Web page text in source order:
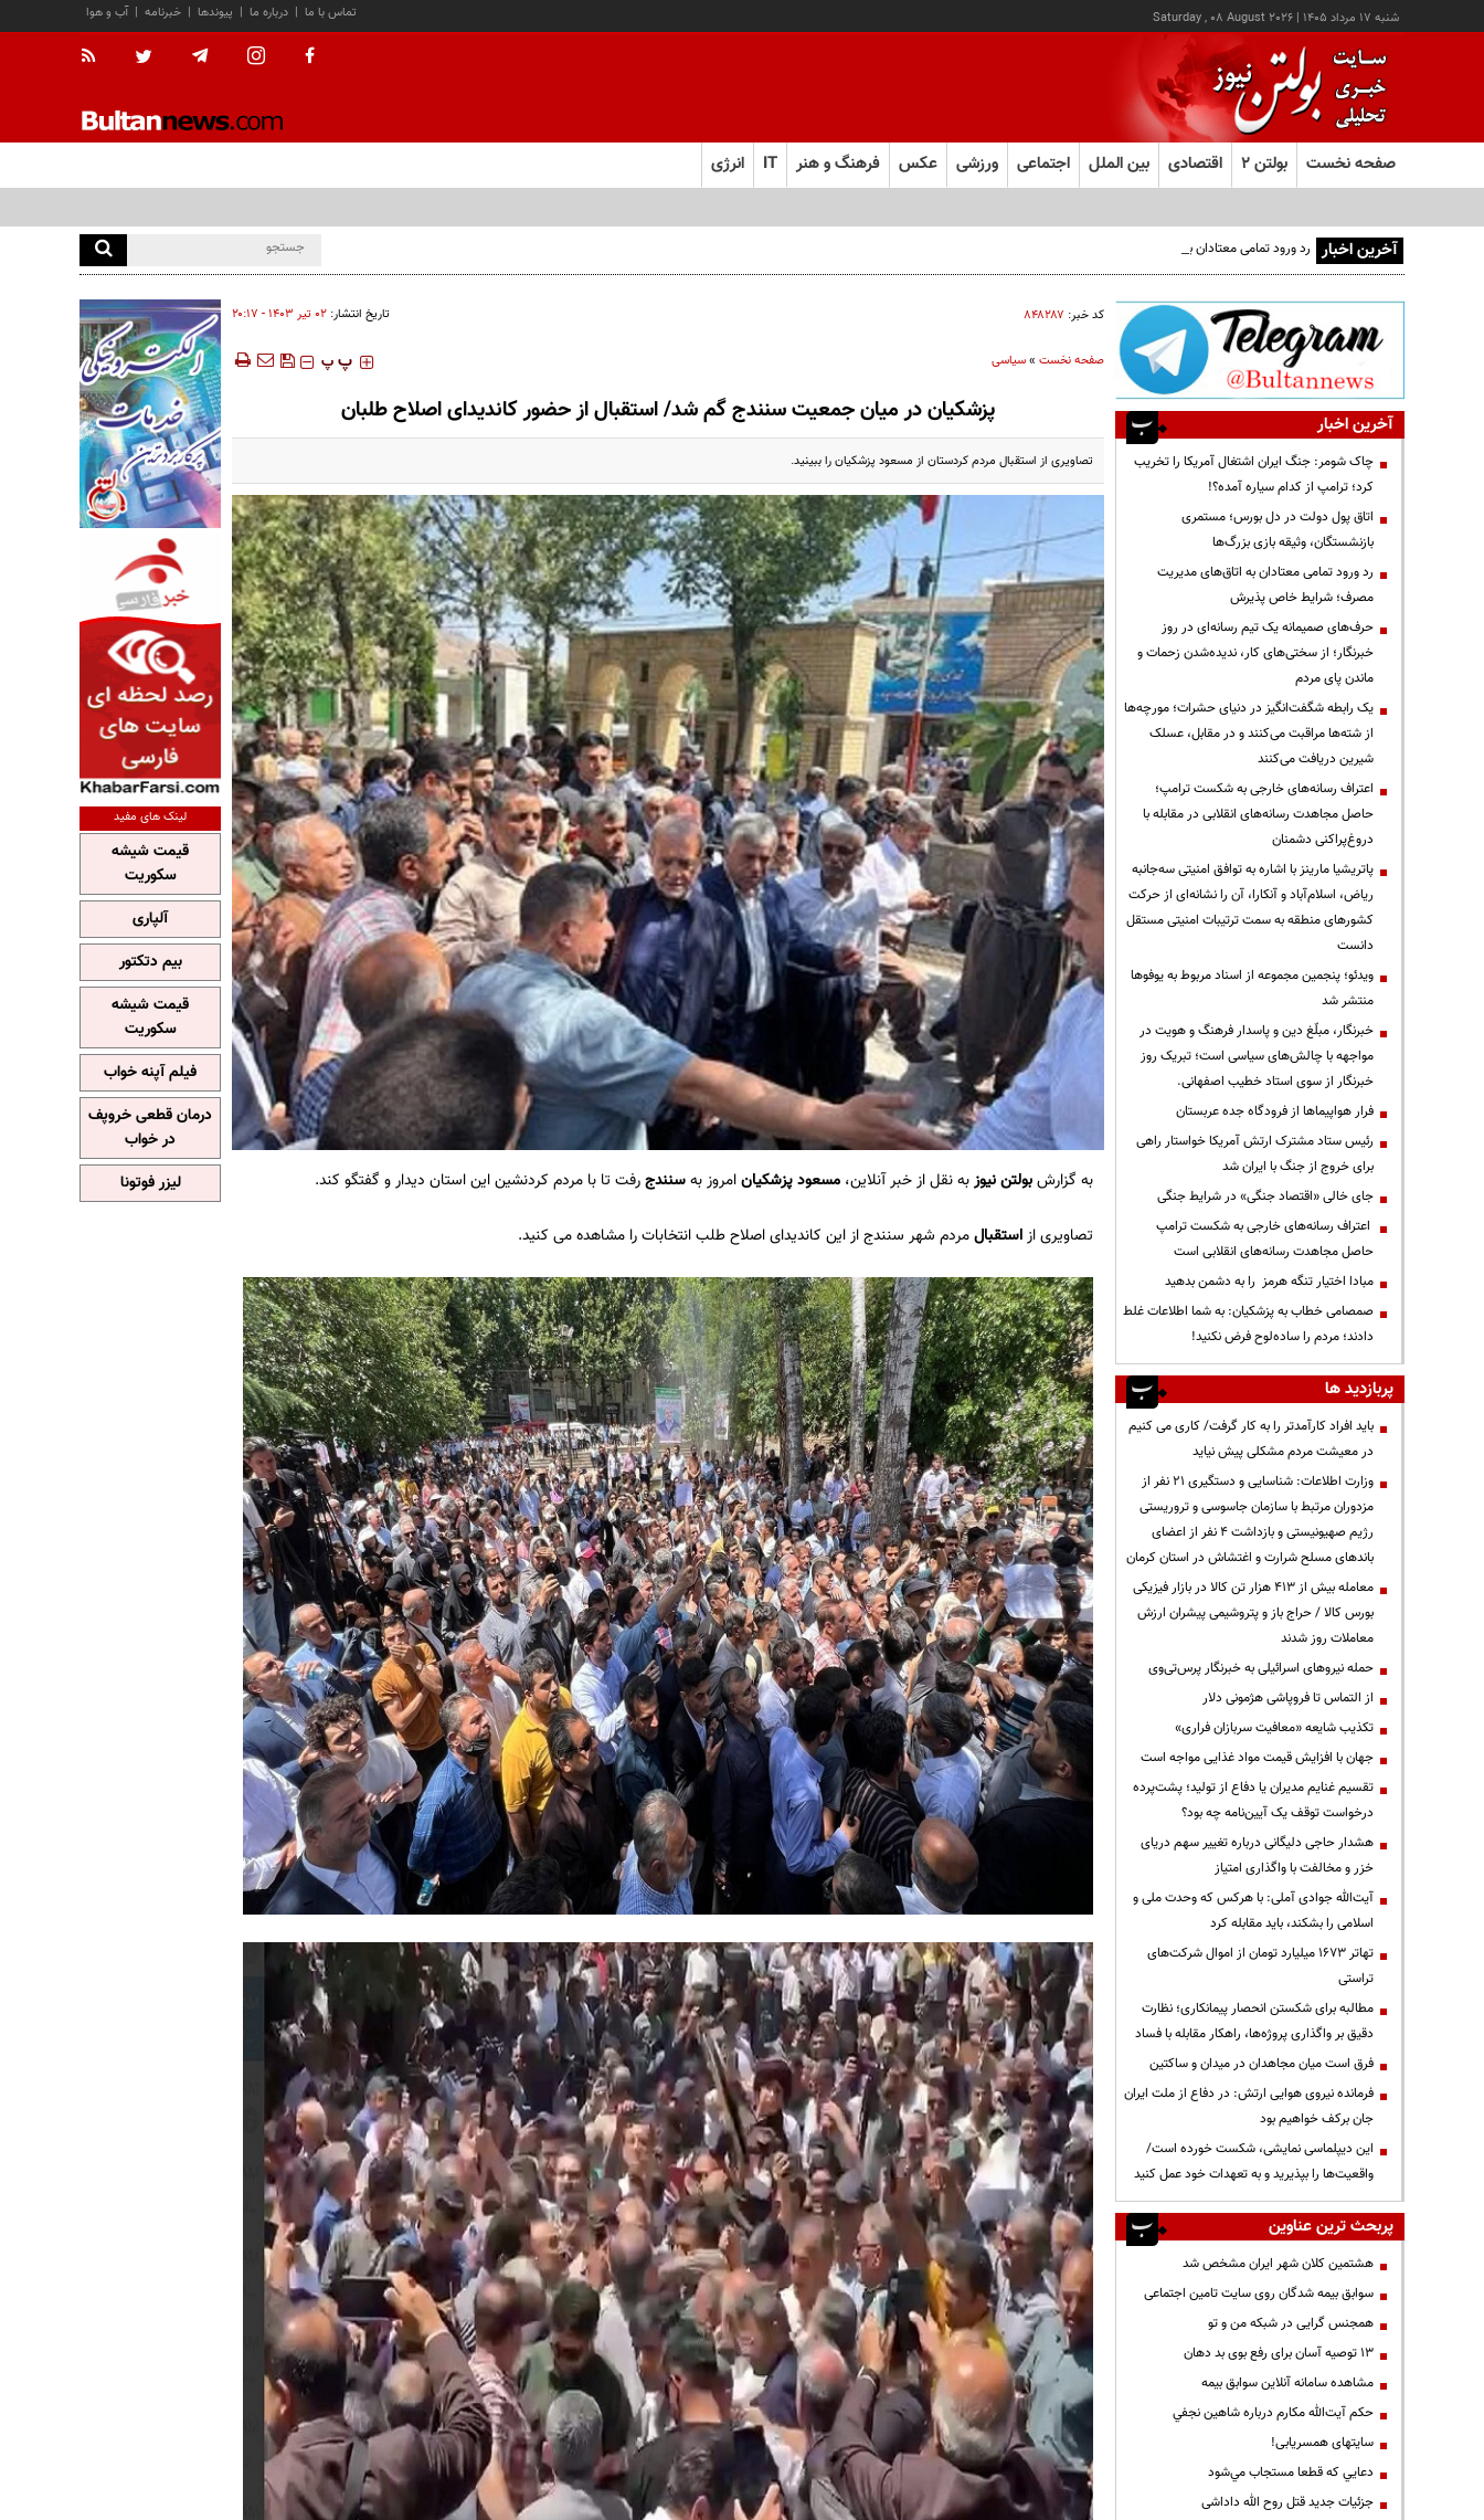
شنبه ۱۷ مرداد ۱۴۰۵ |
Saturday , 08 August 2026 آب و هوا | خبرنامه | پیوندها | درباره ما | تماس با ما
صفحه نخست بولتن ۲ اقتصادی بین الملل اجتماعی ورزشی عکس فرهنگ و هنر IT انرژی
آخرین اخبار رد ورود تمامی معتادان به اتاق‌های مدیریت مصرف؛ شرایط خاص پذیرش
کد خبر: ۸۴۸۲۸۷ تاریخ انتشار: ۰۲ تير ۱۴۰۳ - ۲۰:۱۷
صفحه نخست»سیاسی ‍‍‍ پ پ
پزشکیان در میان جمعیت سنندج گم شد/ استقبال از حضور کاندیدای اصلاح طلبان
تصاویری از استقبال مردم کردستان از مسعود پزشکیان را ببینید.
به گزارشبولتن نیوزبه نقل از خبر آنلاین، مسعود پزشکیانامروز بهسنندجرفت تا با مردم کردنشین این استان دیدار و گفتگو کند.
تصاویری ازاستقبالمردم شهر سنندج از این کاندیدای اصلاح طلب انتخابات را مشاهده می کنید.
آخرین اخبار
چاک شومر: جنگ ایران اشتغال آمریکا را تخریب
کرد؛ ترامپ از کدام سیاره آمده؟!
اتاق پول دولت در دل بورس؛ مستمری
بازنشستگان، وثیقه بازی بزرگ‌ها
رد ورود تمامی معتادان به اتاق‌های مدیریت
مصرف؛ شرایط خاص پذیرش
حرف‌های صمیمانه یک تیم رسانه‌ای در روز
خبرنگار؛ از سختی‌های کار، ندیده‌شدن زحمات و
ماندن پای مردم
یک رابطه شگفت‌انگیز در دنیای حشرات؛ مورچه‌ها
از شته‌ها مراقبت می‌کنند و در مقابل، عسلک
شیرین دریافت می‌کنند
اعتراف رسانه‌های خارجی به شکست ترامپ؛
حاصل مجاهدت رسانه‌های انقلابی در مقابله با
دروغ‌پراکنی دشمنان
پاتریشیا مارینز با اشاره به توافق امنیتی سه‌جانبه
ریاض، اسلام‌آباد و آنکارا، آن را نشانه‌ای از حرکت
کشورهای منطقه به سمت ترتیبات امنیتی مستقل
دانست
ویدئو؛ پنجمین مجموعه از اسناد مربوط به یوفوها
منتشر شد
خبرنگار، مبلّغ دین و پاسدار فرهنگ و هویت در
مواجهه با چالش‌های سیاسی است؛ تبریک روز
خبرنگار از سوی استاد خطیب اصفهانی.
فرار هواپیماها از فرودگاه جده عربستان
رئیس ستاد مشترک ارتش آمریکا خواستار راهی
برای خروج از جنگ با ایران شد
جای خالی «اقتصاد جنگی» در شرایط جنگی
اعتراف رسانه‌های خارجی به شکست ترامپ
حاصل مجاهدت رسانه‌های انقلابی است
مبادا اختیار تنگه هرمز را به دشمن بدهید
صمصامی خطاب به پزشکیان: به شما اطلاعات غلط
دادند؛ مردم را ساده‌لوح فرض نکنید!
پربازدید ها
باید افراد کارآمدتر را به کار گرفت/ کاری می کنیم
در معیشت مردم مشکلی پیش نیاید
وزارت اطلاعات: شناسایی و دستگیری ۲۱ نفر از
مزدوران مرتبط با سازمان جاسوسی و تروریستی
رژیم صهیونیستی و بازداشت ۴ نفر از اعضای
باندهای مسلح شرارت و اغتشاش در استان کرمان
معامله بیش از ۴۱۳ هزار تن کالا در بازار فیزیکی
بورس کالا / حراج باز و پتروشیمی پیشران ارزش
معاملات روز شدند
حمله نیروهای اسرائیلی به خبرنگار پرس‌تی‌وی
از التماس تا فروپاشی هژمونی دلار
تکذیب شایعه «معافیت سربازان فراری»
جهان با افزایش قیمت مواد غذایی مواجه است
تقسیم غنایم مدیران یا دفاع از تولید؛ پشت‌پرده
درخواست توقف یک آیین‌نامه چه بود؟
هشدار حاجی دلیگانی درباره تغییر سهم دریای
خزر و مخالفت با واگذاری امتیاز
آیت‌الله جوادی آملی: با هرکس که وحدت ملی و
اسلامی را بشکند، باید مقابله کرد
تهاتر ۱۶۷۳ میلیارد تومان از اموال شرکت‌های
تراستی
مطالبه برای شکستن انحصار پیمانکاری؛ نظارت
دقیق بر واگذاری پروژه‌ها، راهکار مقابله با فساد
فرق است میان مجاهدان در میدان و ساکتین
فرمانده نیروی هوایی ارتش: در دفاع از ملت ایران
جان برکف خواهیم بود
این دیپلماسی نمایشی، شکست خورده است/
واقعیت‌ها را بپذیرید و به تعهدات خود عمل کنید
پربحث ترین عناوین
هشتمین کلان شهر ایران مشخص شد
سوابق بیمه شدگان روی سایت تامین اجتماعی
همجنس گرایی در شبکه من و تو
13 توصیه آسان برای رفع بوی بد دهان
مشاهده سامانه آنلاين سوابق بیمه
حكم آيت‌الله مكارم درباره شاهين نجفي
سایتهای همسریابی!
دعايي كه قطعا مستجاب مي‌شود
جزئیات جدید قتل روح الله داداشی
لینک های مفید
قیمت شیشه
سکوریت
آلپاری
بیم دتکتور
قیمت شیشه
سکوریت
فیلم آپنه خواب
درمان قطعی خروپف
در خواب
لیزر فوتونا